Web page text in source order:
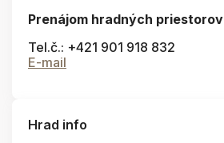
Prenájom hradných priestorov
Tel.č.: +421 901 918 832
E-mail
Hrad info